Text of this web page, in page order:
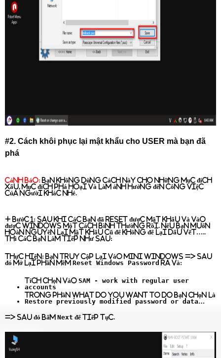
#2. Cách khôi phục lại mật khẩu cho USER mà bạn đã
phá
Cảnh báo: Bạn không dùng cách này cho những mục đích
xấu, mục đích phá hoại và làm ảnh hưởng đến công việc
của người khác nhé.
+ Bước 1: Sau khi các bạn đã reset được mật khẩu và vào
được Windows một cách bình thường rồi. Nếu bạn muốn
hoàn nguyên lại mật khẩu cũ để không để lại dấu vết…..
thì các bạn làm tiếp như sau:
Thực hiện: Bạn truy cập lại vào Mini Windows => sau
đó mở lại phần mềm Reset Windows Password ra và:
Tích chọn vào SAM - work with regular user
accounts
Trong phần What do you want to do bạn chọn là
Restore previously modified password or data…
=> Sau đó bấm Next để tiếp tục.